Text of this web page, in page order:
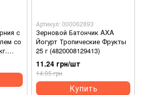
с
со
Артикул: 000062893
Зерновой Батончик AXA
Йогурт Тропические Фрукты
25 г (4820008129413)
11.24 грн/шт
14.05 грн
Купить